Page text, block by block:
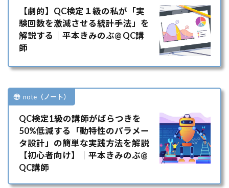
【劇的】QC検定１級の私が「実
験回数を激減させる統計手法」を
解説する｜平本きみのぶ@ QC講
師
note（ノート）
QC検定1級の講師がばらつきを
50%低減する「動特性のパラメー
タ設計」の簡単な実践方法を解説
【初心者向け】｜平本きみのぶ@
QC講師